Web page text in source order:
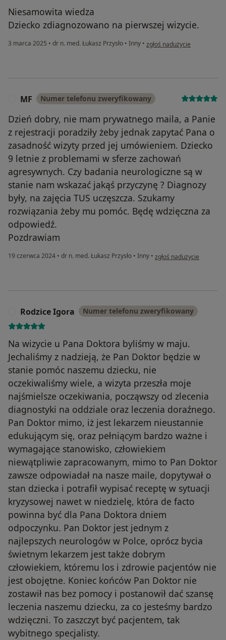
Niesamowita wiedza
Dziecko zdiagnozowano na pierwszej wizycie.
3 marca 2025 • dr n. med. Łukasz Przysło • Inny • w opinii użytkownika MC
zgłoś nadużycie
MF Numer telefonu zweryfikowany
Dzień dobry, nie mam prywatnego maila, a Panie
z rejestracji poradziły żeby jednak zapytać Pana o
zasadność wizyty przed jej umówieniem. Dziecko
9 letnie z problemami w sferze zachowań
agresywnych. Czy badania neurologiczne są w
stanie nam wskazać jakąś przyczynę ? Diagnozy
były, na zajęcia TUS uczęszcza. Szukamy
rozwiązania żeby mu pomóc. Będę wdzięczna za
odpowiedź.
Pozdrawiam
19 czerwca 2024 • dr n. med. Łukasz Przysło • Inny • w opinii użytkownika MF
zgłoś nadużycie
Rodzice Igora Numer telefonu zweryfikowany
Na wizycie u Pana Doktora byliśmy w maju.
Jechaliśmy z nadzieją, że Pan Doktor będzie w
stanie pomóc naszemu dziecku, nie
oczekiwaliśmy wiele, a wizyta przeszła moje
najśmielsze oczekiwania, począwszy od zlecenia
diagnostyki na oddziale oraz leczenia doraźnego.
Pan Doktor mimo, iż jest lekarzem nieustannie
edukującym się, oraz pełniącym bardzo ważne i
wymagające stanowisko, człowiekiem
niewątpliwie zapracowanym, mimo to Pan Doktor
zawsze odpowiadał na nasze maile, dopytywał o
stan dziecka i potrafił wypisać receptę w sytuacji
kryzysowej nawet w niedzielę, która de facto
powinna być dla Pana Doktora dniem
odpoczynku. Pan Doktor jest jednym z
najlepszych neurologów w Polce, oprócz bycia
świetnym lekarzem jest także dobrym
człowiekiem, któremu los i zdrowie pacjentów nie
jest obojętne. Koniec końców Pan Doktor nie
zostawił nas bez pomocy i postanowił dać szansę
leczenia naszemu dziecku, za co jesteśmy bardzo
wdzięczni. To zaszczyt być pacjentem, tak
wybitnego specjalisty.